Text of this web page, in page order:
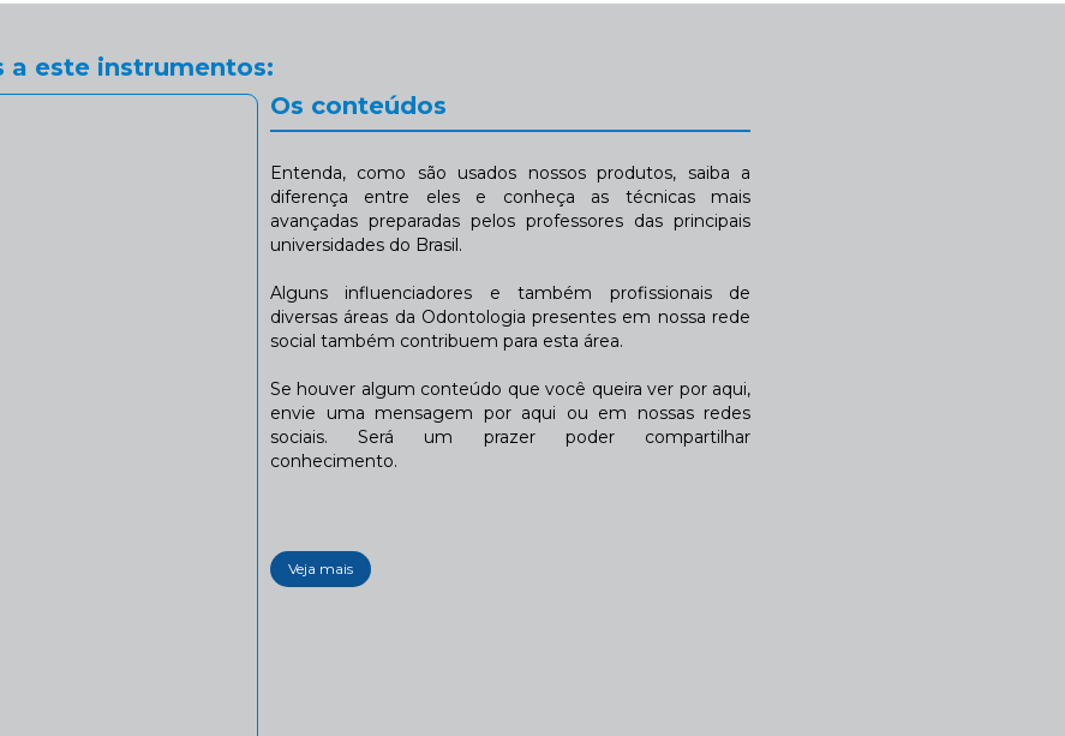
a este instrumentos:
Os conteúdos
Entenda, como são usados nossos produtos, saiba a
diferença entre eles e conheça as técnicas mais
avançadas preparadas pelos professores das principais
universidades do Brasil.
Alguns influenciadores e também profissionais de
diversas áreas da Odontologia presentes em nossa rede
social também contribuem para esta área.
Se houver algum conteúdo que você queira ver por aqui,
envie uma mensagem por aqui ou em nossas redes
sociais. Será um prazer poder compartilhar
conhecimento.
Veja mais